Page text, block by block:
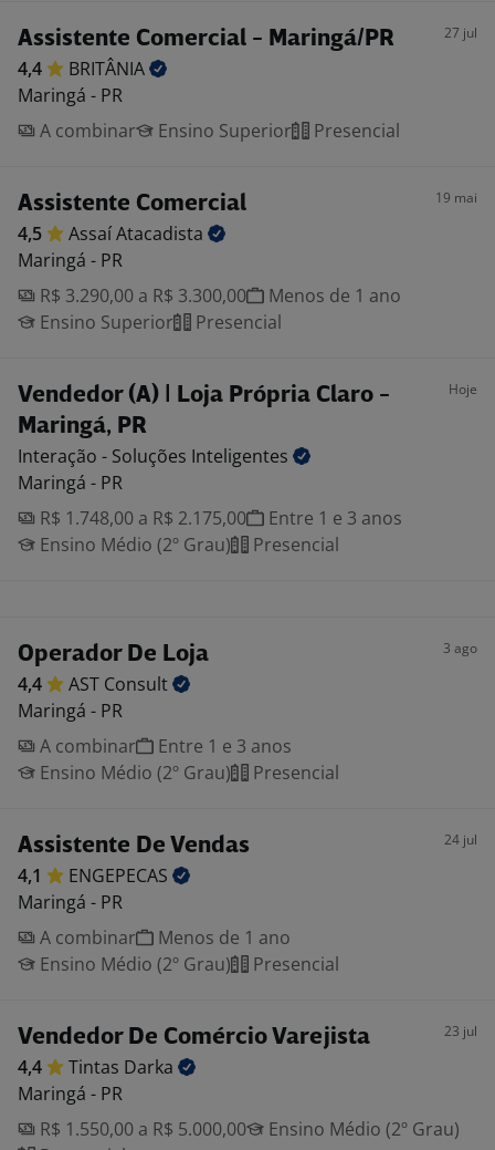
Assistente Comercial - Maringá/PR 27 jul
4,4
BRITÂNIA
Maringá - PR
A combinar
Ensino Superior Presencial
Assistente Comercial 19 mai
4,5 AssaíAtacadista
Maringá - PR
R$ 3.290,00 a R$ 3.300,00
Menos de 1 ano
Ensino Superior
Presencial
Vendedor (A) | Loja Própria Claro -
Maringá, PR
Hoje
Interação - Soluções Inteligentes
Maringá - PR
R$ 1.748,00 a R$ 2.175,00
Entre 1 e 3 anos
Ensino Médio (2º Grau)
Presencial
Operador De Loja 3 ago
4,4 AST Consult
Maringá - PR
A combinar
Entre 1 e 3 anos
Ensino Médio (2º Grau)
Presencial
Assistente De Vendas 24 jul
4,1
ENGEPECAS
Maringá - PR
A combinar
Menos de 1 ano
Ensino Médio (2º Grau)
Presencial
Vendedor De Comércio Varejista 23 jul
4,4 Tintas Darka
Maringá - PR
R$ 1.550,00 a R$ 5.000,00
Ensino Médio (2º Grau)